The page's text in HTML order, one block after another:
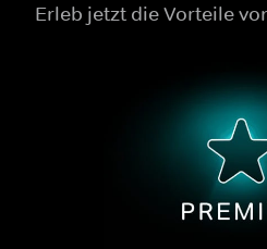
Erleb jetzt die Vorteile